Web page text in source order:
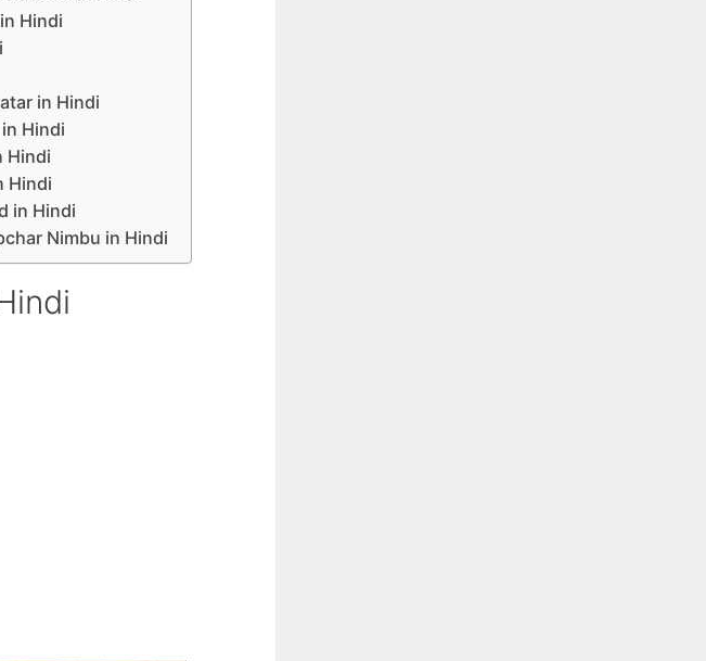
in Hindi
in Hindi
in Hindi
Hindi
Hindi
in Hindi
Nimbu in Hindi